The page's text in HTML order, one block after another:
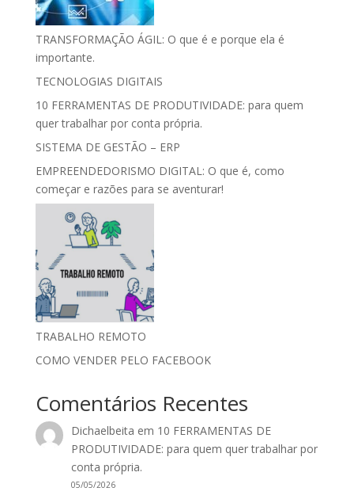
TRANSFORMAÇÃO ÁGIL: O que é e porque ela é
importante.
TECNOLOGIAS DIGITAIS
10 FERRAMENTAS DE PRODUTIVIDADE: para quem
quer trabalhar por conta própria.
SISTEMA DE GESTÃO – ERP
EMPREENDEDORISMO DIGITAL: O que é, como
começar e razões para se aventurar!
TRABALHO REMOTO
COMO VENDER PELO FACEBOOK
Comentários Recentes
Dichaelbeita em 10 FERRAMENTAS DE
PRODUTIVIDADE: para quem quer trabalhar por
conta própria.
05/05/2026